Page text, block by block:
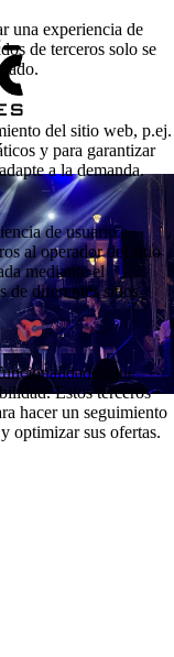
una experiencia de
de terceros solo se
del sitio web, p.ej.
y para garantizar
a la demanda.
de usuario.
al operador del sitio
mediante el
de diferentes sitios
que
Estos terceros
hacer un seguimiento
optimizar sus ofertas.